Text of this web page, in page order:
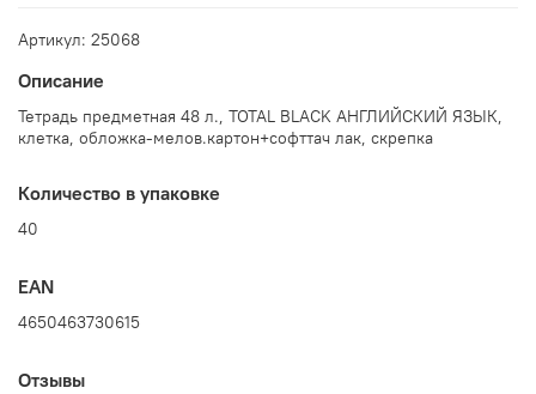
Артикул: 25068
Описание
Тетрадь предметная 48 л., TOTAL BLACK АНГЛИЙСКИЙ ЯЗЫК,
клетка, обложка-мелов.картон+софттач лак, скрепка
Количество в упаковке
40
EAN
4650463730615
Отзывы